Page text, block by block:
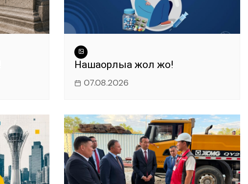
Нашақорлыққа жол жоқ!
07.08.2026